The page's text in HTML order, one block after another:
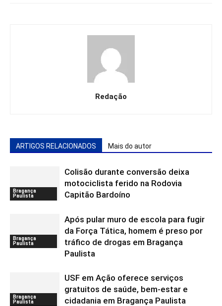
Redação
ARTIGOS RELACIONADOS Mais do autor
Bragança
Paulista
Colisão durante conversão deixa
motociclista ferido na Rodovia
Capitão Bardoíno
Bragança
Paulista
Após pular muro de escola para fugir
da Força Tática, homem é preso por
tráfico de drogas em Bragança
Paulista
Bragança
Paulista
USF em Ação oferece serviços
gratuitos de saúde, bem-estar e
cidadania em Bragança Paulista